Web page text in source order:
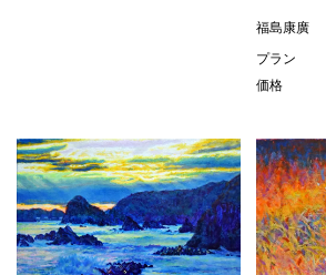
福島康廣
プラン
価格